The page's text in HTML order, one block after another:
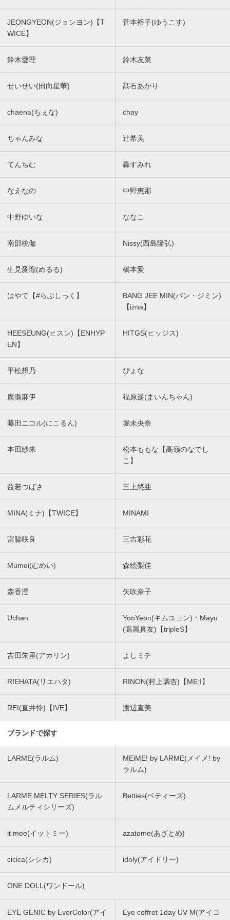
JEONGYEON(ジョンヨン)【T
WICE】
菅本裕子(ゆうこす)
鈴木愛理 鈴木友菜
せいせい(田向星華) 髙石あかり
chaena(ちぇな) chay
ちゃんみな 辻希美
てんちむ 轟すみれ
なえなの 中野恵那
中野ゆいな ななこ
南部桃伽 Nissy(西島隆弘)
生見愛瑠(めるる) 橋本愛
はやて【#らぶしっく】
BANG JEE MIN(バン・ジミン)
【izna】
HEESEUNG(ヒスン)【ENHYP
EN】
HITGS(ヒッジス)
平松想乃 ぴょな
廣瀬麻伊 福原遥(まいんちゃん)
藤田ニコル(にこるん) 堀未央奈
本田紗来
松本ももな【高嶺のなでし
こ】
益若つばさ 三上悠亜
MINA(ミナ)【TWICE】 MINAMI
宮脇咲良 三吉彩花
Mumei(むめい) 森絵梨佳
森香澄 矢吹奈子
Uchan
YooYeon(キムユヨン)・Mayu
(髙麗真友)【tripleS】
吉田朱里(アカリン) よしミチ
RIEHATA(リエハタ) RINON(村上璃杏)【ME:I】
REI(直井怜)【IVE】 渡辺直美
ブランドで探す
LARME(ラルム)
MEiME! by LARME(メイメ! by
ラルム)
LARME MELTY SERIES(ラル
ムメルティシリーズ)
Betties(ベティーズ)
it mee(イットミー) azatome(あざとめ)
cicica(シシカ) idoly(アイドリー)
ONE DOLL(ワンドール)
EYE GENIC by EverColor(アイ
Eye coffret 1day UV M(アイコ